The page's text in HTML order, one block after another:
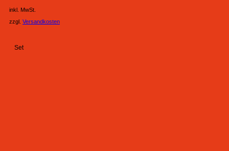
inkl. MwSt.
zzgl. Versandkosten
Set